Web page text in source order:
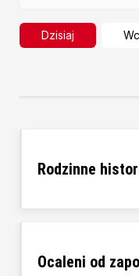
Dzisiaj
Rodzinne
Ocaleni od